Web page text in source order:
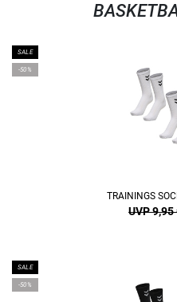
SALE
-50%
TRAININGS
UVP 9,95
SALE
-50%